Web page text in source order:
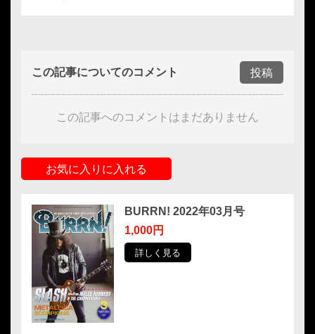
この記事についてのコメント 投稿
この記事へのコメントはまだありません
お気に入りに入れる
BURRN! 2022年03月号
1,000円
詳しく見る